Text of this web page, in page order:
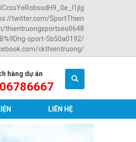
hàng dự án
LIÊN HỆ